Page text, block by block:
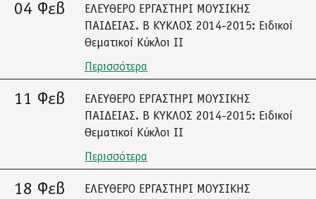
04 Φεβ
ΕΛΕΥΘΕΡΟ ΕΡΓΑΣΤΗΡΙ ΜΟΥΣΙΚΗΣ
ΠΑΙΔΕΙΑΣ. Β ΚΥΚΛΟΣ 2014-2015: Ειδικοί
Θεματικοί Κύκλοι ΙΙ
Περισσότερα
11 Φεβ
ΕΛΕΥΘΕΡΟ ΕΡΓΑΣΤΗΡΙ ΜΟΥΣΙΚΗΣ
ΠΑΙΔΕΙΑΣ. Β ΚΥΚΛΟΣ 2014-2015: Ειδικοί
Θεματικοί Κύκλοι ΙΙ
Περισσότερα
18 Φεβ
ΕΛΕΥΘΕΡΟ ΕΡΓΑΣΤΗΡΙ ΜΟΥΣΙΚΗΣ